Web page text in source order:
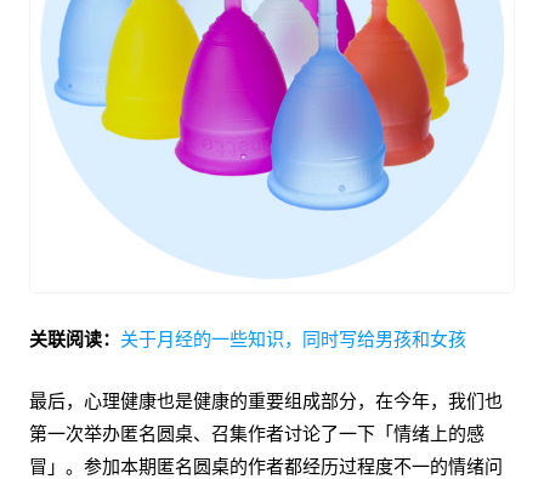
关联阅读： 关于月经的一些知识，同时写给男孩和女孩
最后，心理健康也是健康的重要组成部分，在今年，我们也
第一次举办匿名圆桌、召集作者讨论了一下「情绪上的感
冒」。参加本期匿名圆桌的作者都经历过程度不一的情绪问